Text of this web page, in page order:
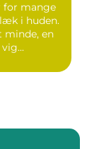
for mange
i huden.
minde, en